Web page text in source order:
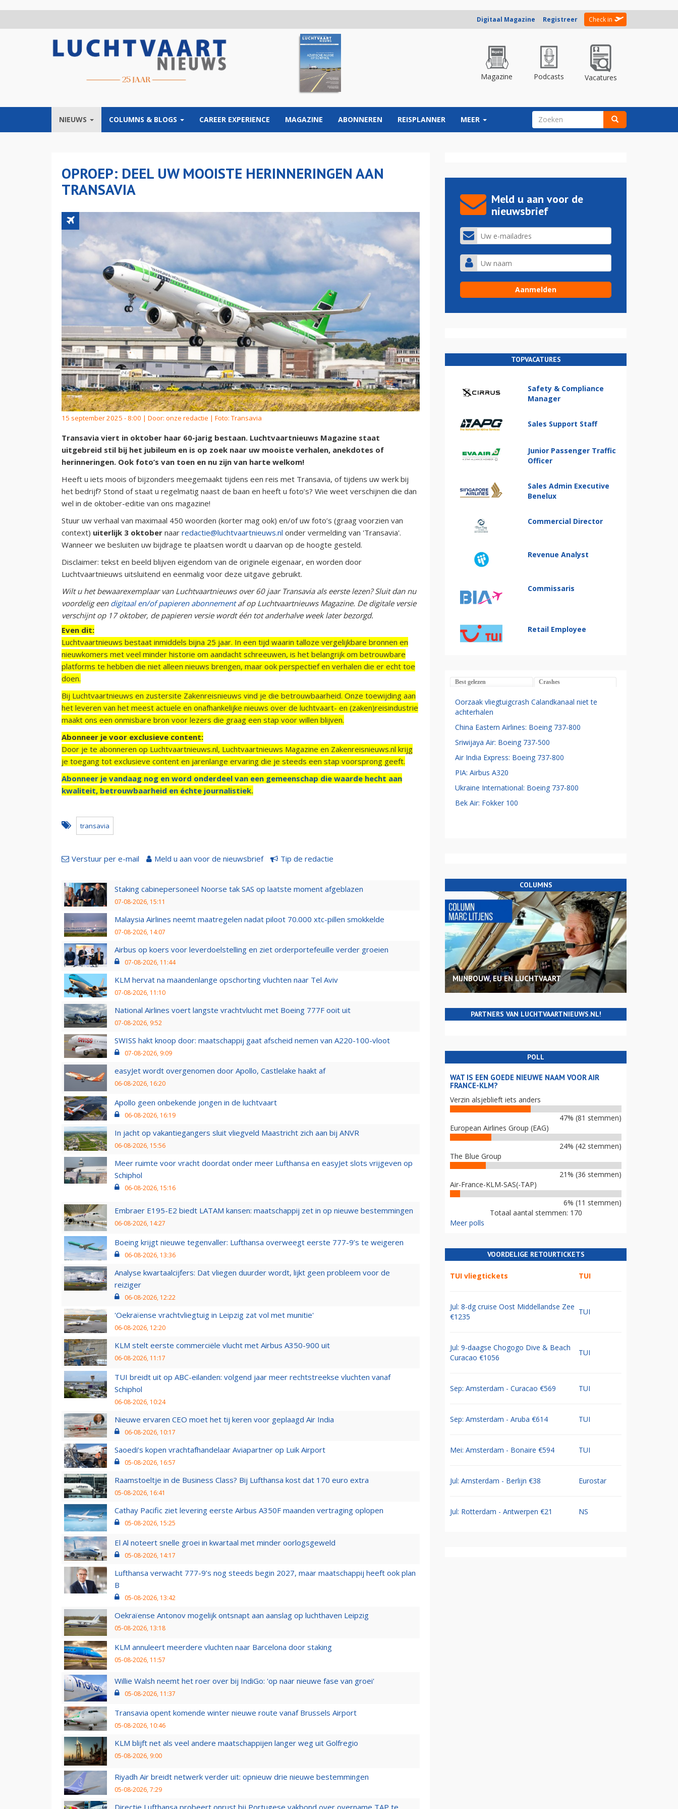
Digitaal Magazine Registreer Check in
Magazine Podcasts Vacatures
NIEUWS COLUMNS & BLOGS CAREER EXPERIENCE MAGAZINE ABONNEREN REISPLANNER MEER ZOEKVELD
OPROEP: DEEL UW MOOISTE HERINNERINGEN AAN
TRANSAVIA
15 september 2025 - 8:00 | Door: onze redactie | Foto: Transavia
Transavia viert in oktober haar 60-jarig bestaan. Luchtvaartnieuws Magazine staat
uitgebreid stil bij het jubileum en is op zoek naar uw mooiste verhalen, anekdotes of
herinneringen. Ook foto’s van toen en nu zijn van harte welkom!
Heeft u iets moois of bijzonders meegemaakt tijdens een reis met Transavia, of tijdens uw werk bij
het bedrijf? Stond of staat u regelmatig naast de baan en heeft u foto’s? Wie weet verschijnen die dan
wel in de oktober-editie van ons magazine!
Stuur uw verhaal van maximaal 450 woorden (korter mag ook) en/of uw foto’s (graag voorzien van
context) uiterlijk 3 oktober naar redactie@luchtvaartnieuws.nl onder vermelding van 'Transavia'.
Wanneer we besluiten uw bijdrage te plaatsen wordt u daarvan op de hoogte gesteld.
Disclaimer: tekst en beeld blijven eigendom van de originele eigenaar, en worden door
Luchtvaartnieuws uitsluitend en eenmalig voor deze uitgave gebruikt.
Wilt u het bewaarexemplaar van Luchtvaartnieuws over 60 jaar Transavia als eerste lezen? Sluit dan nu
voordelig een digitaal en/of papieren abonnementaf op Luchtvaartnieuws Magazine. De digitale versie
verschijnt op 17 oktober, de papieren versie wordt één tot anderhalve week later bezorgd.
Even dit:
Luchtvaartnieuws bestaat inmiddels bijna 25 jaar. In een tijd waarin talloze vergelijkbare bronnen en
nieuwkomers met veel minder historie om aandacht schreeuwen, is het belangrijk om betrouwbare
platforms te hebben die niet alleen nieuws brengen, maar ook perspectief en verhalen die er echt toe
doen.
Bij Luchtvaartnieuws en zustersite Zakenreisnieuws vind je die betrouwbaarheid. Onze toewijding aan
het leveren van het meest actuele en onafhankelijke nieuws over de luchtvaart- en (zaken)reisindustrie
maakt ons een onmisbare bron voor lezers die graag een stap voor willen blijven.
Abonneer je voor exclusieve content:
Door je te abonneren op Luchtvaartnieuws.nl, Luchtvaartnieuws Magazine en Zakenreisnieuws.nl krijg
je toegang tot exclusieve content en jarenlange ervaring die je steeds een stap voorsprong geeft.
Abonneer je vandaag nog en word onderdeel van een gemeenschap die waarde hecht aan
kwaliteit, betrouwbaarheid en échte journalistiek.
transavia
Verstuur per e-mail Meld u aan voor de nieuwsbrief Tip de redactie
Staking cabinepersoneel Noorse tak SAS op laatste moment afgeblazen
07-08-2026, 15:11
Malaysia Airlines neemt maatregelen nadat piloot 70.000 xtc-pillen smokkelde
07-08-2026, 14:07
Airbus op koers voor leverdoelstelling en ziet orderportefeuille verder groeien
07-08-2026, 11:44
KLM hervat na maandenlange opschorting vluchten naar Tel Aviv
07-08-2026, 11:10
National Airlines voert langste vrachtvlucht met Boeing 777F ooit uit
07-08-2026, 9:52
SWISS hakt knoop door: maatschappij gaat afscheid nemen van A220-100-vloot
07-08-2026, 9:09
easyJet wordt overgenomen door Apollo, Castlelake haakt af
06-08-2026, 16:20
Apollo geen onbekende jongen in de luchtvaart
06-08-2026, 16:19
In jacht op vakantiegangers sluit vliegveld Maastricht zich aan bij ANVR
06-08-2026, 15:56
Meer ruimte voor vracht doordat onder meer Lufthansa en easyJet slots vrijgeven op
Schiphol
06-08-2026, 15:16
Embraer E195-E2 biedt LATAM kansen: maatschappij zet in op nieuwe bestemmingen
06-08-2026, 14:27
Boeing krijgt nieuwe tegenvaller: Lufthansa overweegt eerste 777-9’s te weigeren
06-08-2026, 13:36
Analyse kwartaalcijfers: Dat vliegen duurder wordt, lijkt geen probleem voor de
reiziger
06-08-2026, 12:22
'Oekraïense vrachtvliegtuig in Leipzig zat vol met munitie'
06-08-2026, 12:20
KLM stelt eerste commerciële vlucht met Airbus A350-900 uit
06-08-2026, 11:17
TUI breidt uit op ABC-eilanden: volgend jaar meer rechtstreekse vluchten vanaf
Schiphol
06-08-2026, 10:24
Nieuwe ervaren CEO moet het tij keren voor geplaagd Air India
06-08-2026, 10:17
Saoedi’s kopen vrachtafhandelaar Aviapartner op Luik Airport
05-08-2026, 16:57
Raamstoeltje in de Business Class? Bij Lufthansa kost dat 170 euro extra
05-08-2026, 16:41
Cathay Pacific ziet levering eerste Airbus A350F maanden vertraging oplopen
05-08-2026, 15:25
El Al noteert snelle groei in kwartaal met minder oorlogsgeweld
05-08-2026, 14:17
Lufthansa verwacht 777-9’s nog steeds begin 2027, maar maatschappij heeft ook plan
B
05-08-2026, 13:42
Oekraïense Antonov mogelijk ontsnapt aan aanslag op luchthaven Leipzig
05-08-2026, 13:18
KLM annuleert meerdere vluchten naar Barcelona door staking
05-08-2026, 11:57
Willie Walsh neemt het roer over bij IndiGo: 'op naar nieuwe fase van groei'
05-08-2026, 11:37
Transavia opent komende winter nieuwe route vanaf Brussels Airport
05-08-2026, 10:46
KLM blijft net als veel andere maatschappijen langer weg uit Golfregio
05-08-2026, 9:00
Riyadh Air breidt netwerk verder uit: opnieuw drie nieuwe bestemmingen
05-08-2026, 7:29
Directie Lufthansa probeert onrust bij Portugese vakbond over overname TAP te
Meld u aan voor de
nieuwsbrief
TOPVACATURES
Safety & Compliance
Manager
Sales Support Staff
Junior Passenger Traffic
Officer
Sales Admin Executive
Benelux
Commercial Director
Revenue Analyst
Commissaris
Retail Employee
Best gelezen Crashes
Oorzaak vliegtuigcrash Calandkanaal niet te
achterhalen
China Eastern Airlines: Boeing 737-800
Sriwijaya Air: Boeing 737-500
Air India Express: Boeing 737-800
PIA: Airbus A320
Ukraine International: Boeing 737-800
Bek Air: Fokker 100
COLUMNS
MIJNBOUW, EU EN LUCHTVAART
PARTNERS VAN LUCHTVAARTNIEUWS.NL!
POLL
WAT IS EEN GOEDE NIEUWE NAAM VOOR AIR
FRANCE-KLM?
Verzin alsjeblieft iets anders
47% (81 stemmen)
European Airlines Group (EAG)
24% (42 stemmen)
The Blue Group
21% (36 stemmen)
Air-France-KLM-SAS(-TAP)
6% (11 stemmen)
Totaal aantal stemmen: 170
Meer polls
VOORDELIGE RETOURTICKETS
TUI vliegtickets TUI
Jul: 8-dg cruise Oost Middellandse Zee
€1235
TUI
Jul: 9-daagse Chogogo Dive & Beach
Curacao €1056
TUI
Sep: Amsterdam - Curacao €569 TUI
Sep: Amsterdam - Aruba €614 TUI
Mei: Amsterdam - Bonaire €594 TUI
Jul: Amsterdam - Berlijn €38 Eurostar
Jul: Rotterdam - Antwerpen €21 NS